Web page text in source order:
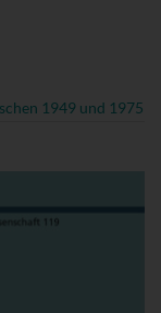
1949 und 1975